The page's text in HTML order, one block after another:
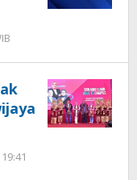
Seprihadi